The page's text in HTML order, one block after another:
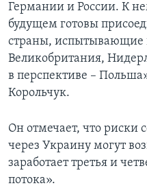
Германии и России. К
будущем готовы
страны, испытывающие
Великобритания,
в перспективе –
Корольчук.
Он отмечает, что риски
через Украину могут
заработает третья и
потока».